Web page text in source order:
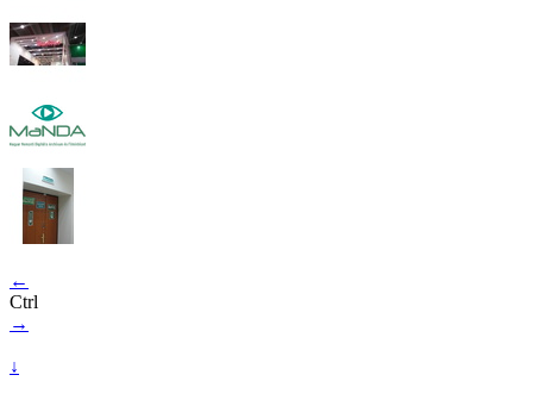
←
Ctrl
→
↓